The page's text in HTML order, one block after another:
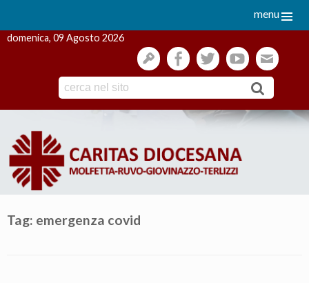
menu
domenica, 09 Agosto 2026
gestionefacebooktwitteryoutube
Skip
Tag: emergenza covid